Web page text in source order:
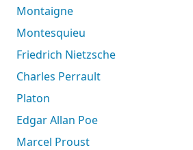
Montaigne
Montesquieu
Friedrich Nietzsche
Charles Perrault
Platon
Edgar Allan Poe
Marcel Proust